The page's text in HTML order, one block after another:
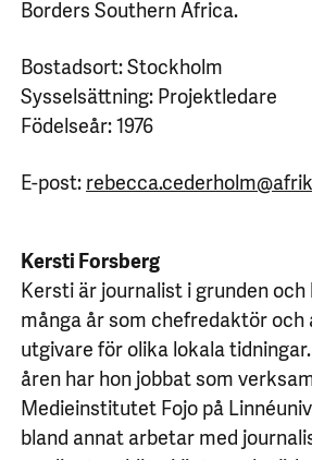
Borders Southern Africa.
Bostadsort: Stockholm
Sysselsättning: Projektledare
Födelseår: 1976
E-post:
Kersti Forsberg
Kersti är journalist i grunden
många år som chefredaktör och
utgivare för olika lokala
åren har hon jobbat som
Medieinstitutet Fojo på
bland annat arbetar med